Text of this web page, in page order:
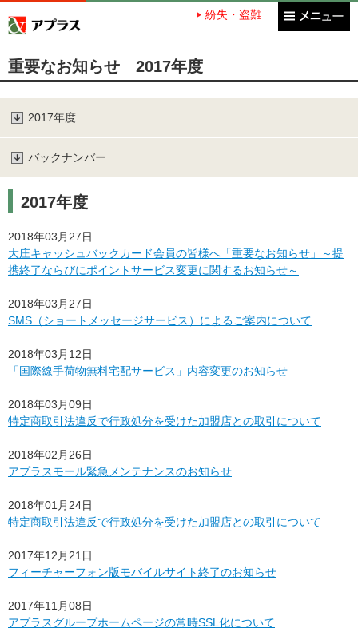
アプラス SBI新生銀行グループ紛失・盗難
重要なお知らせ 2017年度
2017年度
バックナンバー
2017年度
2018年03月27日
大庄キャッシュバックカード会員の皆様へ「重要なお知らせ」～提
携終了ならびにポイントサービス変更に関するお知らせ～
2018年03月27日
SMS（ショートメッセージサービス）によるご案内について
2018年03月12日
「国際線手荷物無料宅配サービス」内容変更のお知らせ
2018年03月09日
特定商取引法違反で行政処分を受けた加盟店との取引について
2018年02月26日
アプラスモール緊急メンテナンスのお知らせ
2018年01月24日
特定商取引法違反で行政処分を受けた加盟店との取引について
2017年12月21日
フィーチャーフォン版モバイルサイト終了のお知らせ
2017年11月08日
アプラスグループホームページの常時SSL化について